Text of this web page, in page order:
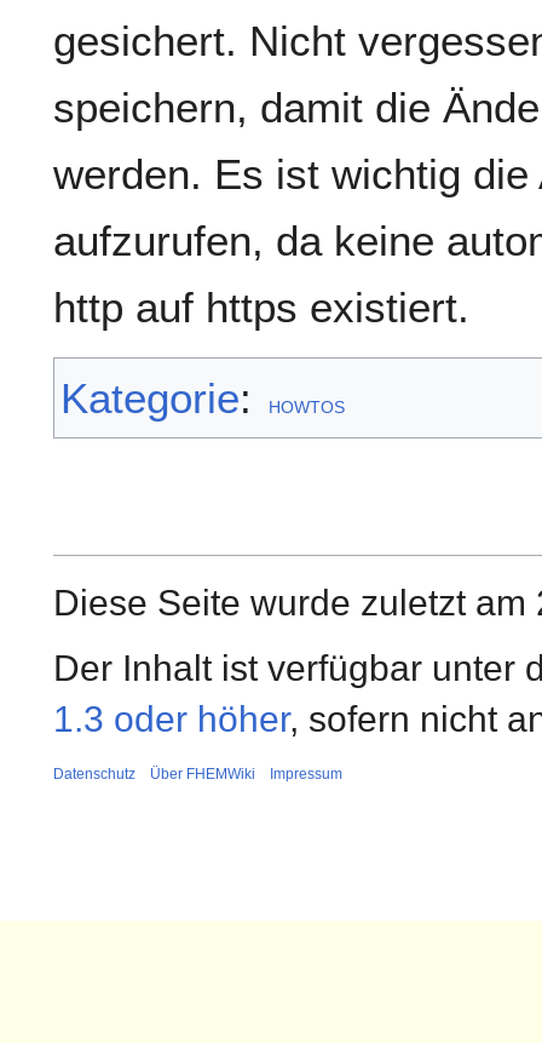
gesichert. Nicht
speichern, damit die
werden. Es ist wichtig
aufzurufen, da keine
http auf https existiert.
Kategorie: HOWTOS
Diese Seite wurde zuletzt
Der Inhalt ist verfügbar unter
1.3 oder höher, sofern nicht
Datenschutz Über FHEMWiki Impressum